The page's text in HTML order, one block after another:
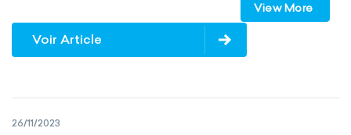
physical properties of matter pressure
solid temperature volume
View More
Voir Article
26/11/2023